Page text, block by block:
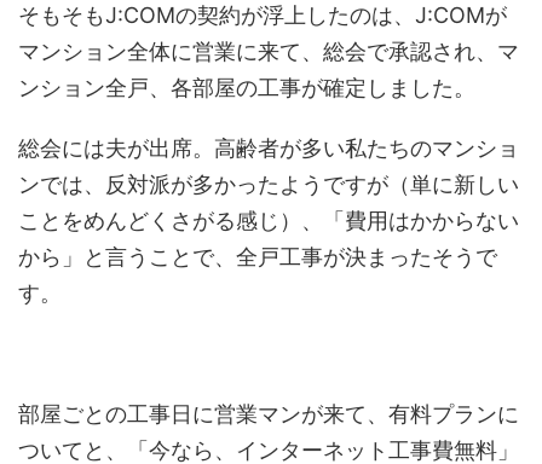
そもそもJ:COMの契約が浮上したのは、J:COMが
マンション全体に営業に来て、総会で承認され、マ
ンション全戸、各部屋の工事が確定しました。
総会には夫が出席。高齢者が多い私たちのマンショ
ンでは、反対派が多かったようですが（単に新しい
ことをめんどくさがる感じ）、「費用はかからない
から」と言うことで、全戸工事が決まったそうで
す。
部屋ごとの工事日に営業マンが来て、有料プランに
ついてと、「今なら、インターネット工事費無料」